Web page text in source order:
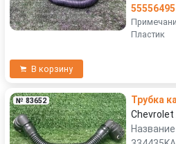
55556495
Пластик
В корзину
№ 83652
Трубка
Chevrolet